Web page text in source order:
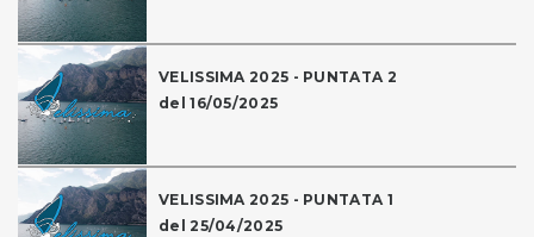
VELISSIMA 2025 - PUNTATA 2
del 16/05/2025
VELISSIMA 2025 - PUNTATA 1
del 25/04/2025